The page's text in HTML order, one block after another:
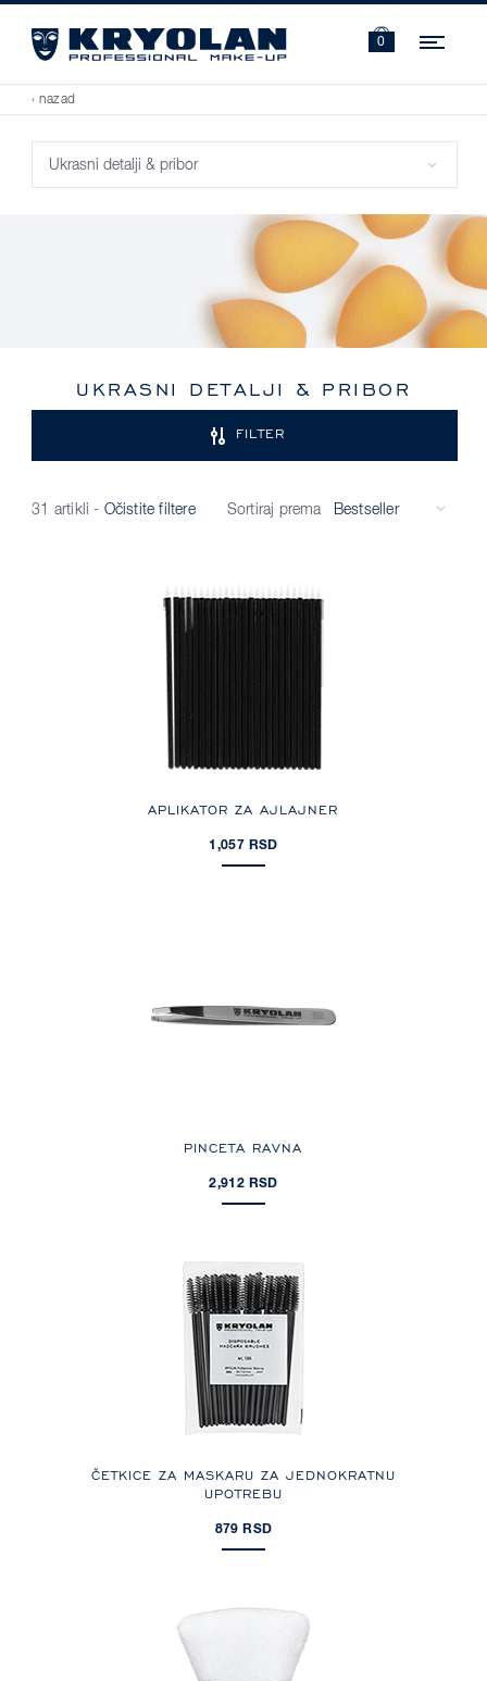
0
‹ nazad
UKRASNI DETALJI & PRIBOR
FILTER
31 artikli - Očistite filtere Sortiraj prema
APLIKATOR ZA AJLAJNER
1,057 RSD
PINCETA RAVNA
2,912 RSD
ČETKICE ZA MASKARU ZA JEDNOKRATNU
UPOTREBU
879 RSD